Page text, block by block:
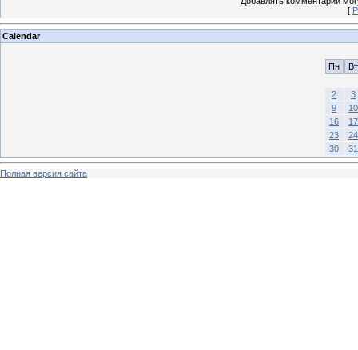
[
Calendar
Пн Вт
2
3
9
10
16
17
23
24
30
31
Полная версия сайта